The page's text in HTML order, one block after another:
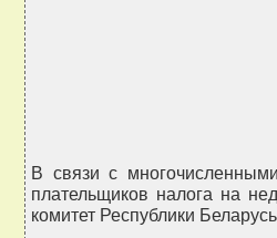
В связи с
плательщиков налога на
комитет Республики